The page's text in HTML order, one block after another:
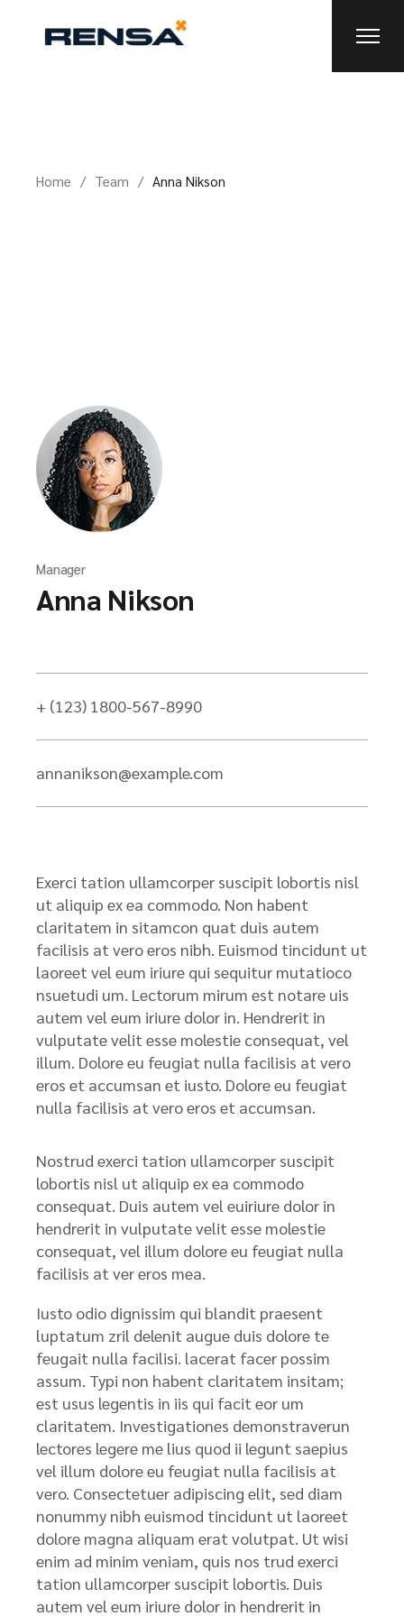
Home Team Anna Nikson
Manager
Anna Nikson
+ (123) 1800-567-8990
annanikson@example.com
Exerci tation ullamcorper suscipit lobortis nisl
ut aliquip ex ea commodo. Non habent
claritatem in sitamcon quat duis autem
facilisis at vero eros nibh. Euismod tincidunt ut
laoreet vel eum iriure qui sequitur mutatioco
nsuetudi um. Lectorum mirum est notare uis
autem vel eum iriure dolor in. Hendrerit in
vulputate velit esse molestie consequat, vel
illum. Dolore eu feugiat nulla facilisis at vero
eros et accumsan et iusto. Dolore eu feugiat
nulla facilisis at vero eros et accumsan.
Nostrud exerci tation ullamcorper suscipit
lobortis nisl ut aliquip ex ea commodo
consequat. Duis autem vel euiriure dolor in
hendrerit in vulputate velit esse molestie
consequat, vel illum dolore eu feugiat nulla
facilisis at ver eros mea.
Iusto odio dignissim qui blandit praesent
luptatum zril delenit augue duis dolore te
feugait nulla facilisi. lacerat facer possim
assum. Typi non habent claritatem insitam;
est usus legentis in iis qui facit eor um
claritatem. Investigationes demonstraverun
lectores legere me lius quod ii legunt saepius
vel illum dolore eu feugiat nulla facilisis at
vero. Consectetuer adipiscing elit, sed diam
nonummy nibh euismod tincidunt ut laoreet
dolore magna aliquam erat volutpat. Ut wisi
enim ad minim veniam, quis nos trud exerci
tation ullamcorper suscipit lobortis. Duis
autem vel eum iriure dolor in hendrerit in